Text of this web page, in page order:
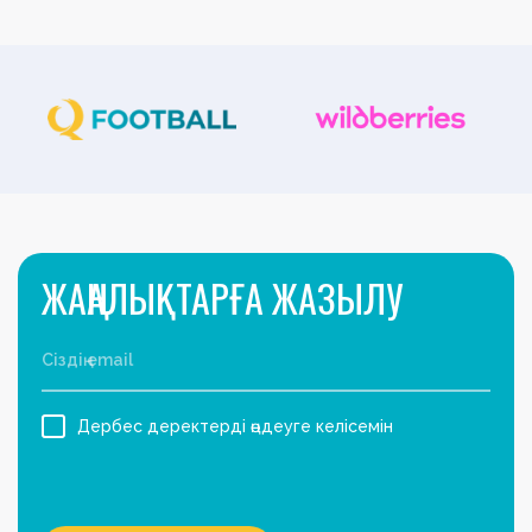
ЖАҢАЛЫҚТАРҒА ЖАЗЫЛУ
Дербес деректерді өңдеуге келісемін